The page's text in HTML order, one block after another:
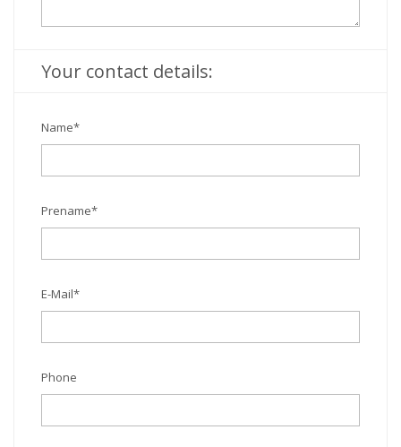
Your contact details:
Name*
Prename*
E-Mail*
Phone